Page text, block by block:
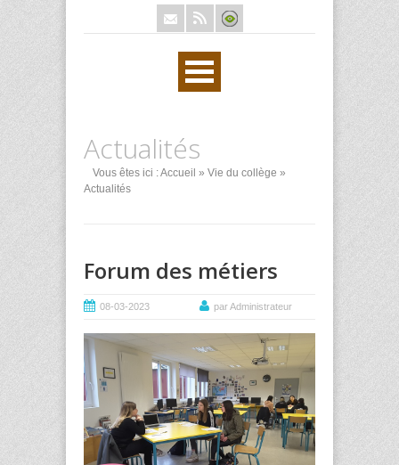
Actualités
Vous êtes ici :Accueil » Vie du collège »
Actualités
Forum des métiers
08-03-2023 par Administrateur